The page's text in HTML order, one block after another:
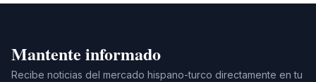
Mantente informado
Recibe noticias del mercado hispano-turco directamente en tu